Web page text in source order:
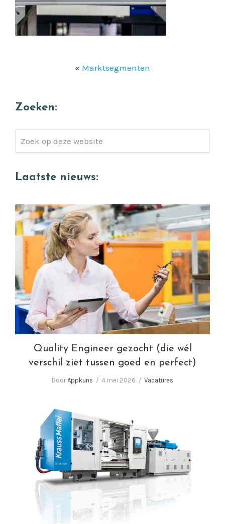
« Marktsegmenten
Zoeken:
Zoek
op
website
Laatste nieuws:
Quality Engineer gezocht (die wél verschil
ziet tussen goed en perfect)
Quality Engineer gezocht (die wél
verschil ziet tussen goed en perfect)
DoorAppkuns 4 mei 2026 Vacatures
Wij zoeken Spuitgieters